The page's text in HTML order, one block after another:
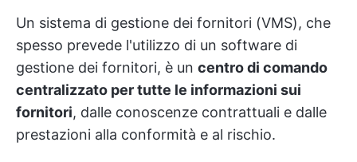
Un sistema di gestione dei fornitori (VMS), che
spesso prevede l'utilizzo di un software di
gestione dei fornitori, è un centro di comando
centralizzato per tutte le informazioni sui
fornitori, dalle conoscenze contrattuali e dalle
prestazioni alla conformità e al rischio.